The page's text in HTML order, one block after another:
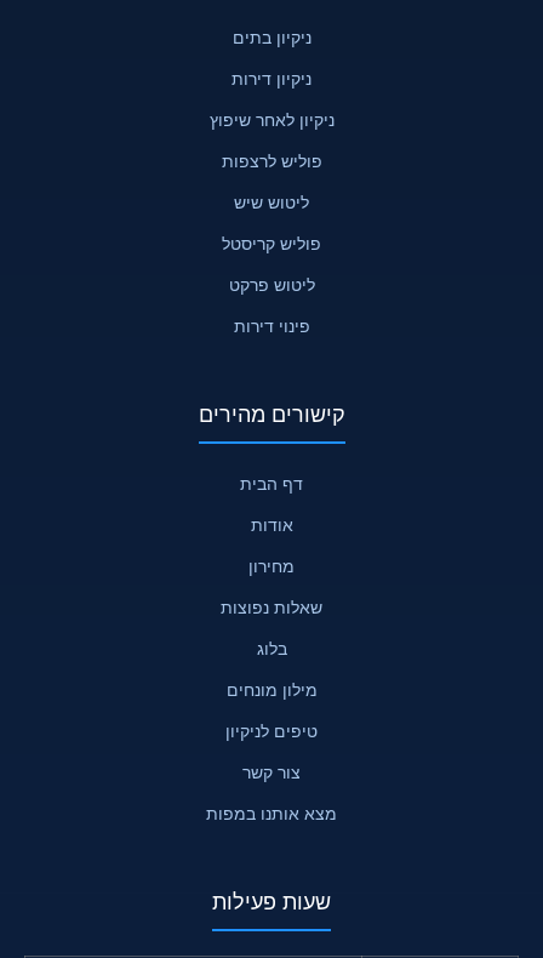
ניקיון בתים
ניקיון דירות
ניקיון לאחר שיפוץ
פוליש לרצפות
ליטוש שיש
פוליש קריסטל
ליטוש פרקט
פינוי דירות
קישורים מהירים
דף הבית
אודות
מחירון
שאלות נפוצות
בלוג
מילון מונחים
טיפים לניקיון
צור קשר
מצא אותנו במפות
שעות פעילות